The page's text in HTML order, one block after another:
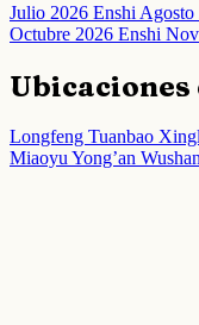
Julio 2026 Enshi Agosto
Octubre 2026 Enshi
Ubicaciones
Longfeng Tuanbao
MiaoyuYong’an